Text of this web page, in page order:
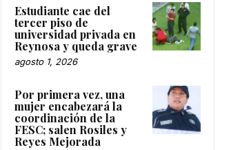
Estudiante cae del
tercer piso de
universidad privada en
Reynosa y queda grave
agosto 1, 2026
Por primera vez, una
mujer encabezará la
coordinación de la
FESC; salen Rosiles y
Reyes Mejorada